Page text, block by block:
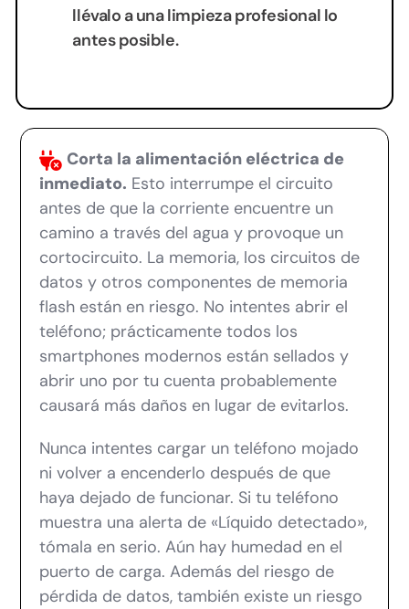
llévalo a una limpieza profesional lo
antes posible.
Corta la alimentación eléctrica de
inmediato. Esto interrumpe el circuito
antes de que la corriente encuentre un
camino a través del agua y provoque un
cortocircuito. La memoria, los circuitos de
datos y otros componentes de memoria
flash están en riesgo. No intentes abrir el
teléfono; prácticamente todos los
smartphones modernos están sellados y
abrir uno por tu cuenta probablemente
causará más daños en lugar de evitarlos.
Nunca intentes cargar un teléfono mojado
ni volver a encenderlo después de que
haya dejado de funcionar. Si tu teléfono
muestra una alerta de «Líquido detectado»,
tómala en serio. Aún hay humedad en el
puerto de carga. Además del riesgo de
pérdida de datos, también existe un riesgo